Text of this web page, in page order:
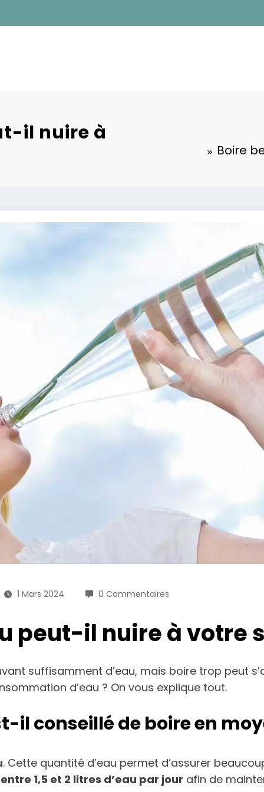
il nuire à
Boire
1 Mars 2024 0 Commentaires
peut-il nuire à votre
suffisamment d’eau, mais boire trop peut
d’eau ? On vous explique tout.
il conseillé de boire en
. Cette quantité d’eau permet d’assurer
entre 1,5 et 2 litres d’eau par jour afin de